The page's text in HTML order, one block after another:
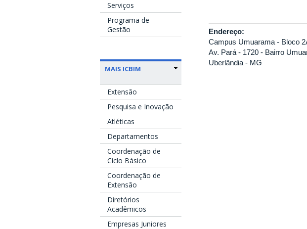
Serviços
Programa de
Gestão
MAIS ICBIM
Extensão
Pesquisa e Inovação
Atléticas
Departamentos
Coordenação de
Ciclo Básico
Coordenação de
Extensão
Diretórios
Acadêmicos
Empresas Juniores
Endereço:
Campus Umuarama - Bloco
Av. Pará - 1720 - Bairro
Uberlândia - MG